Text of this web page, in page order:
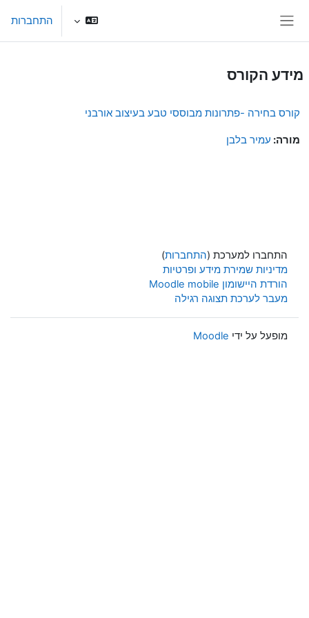
התחברות
מידע הקורס
קורס בחירה -פתרונות מבוססי טבע בעיצוב אורבני
מורה: עמיר בלבן
התחברו למערכת (התחברות)
מדיניות שמירת מידע ופרטיות
הורדת היישומון Moodle mobile
מעבר לערכת תצוגה רגילה
מופעל על ידי Moodle